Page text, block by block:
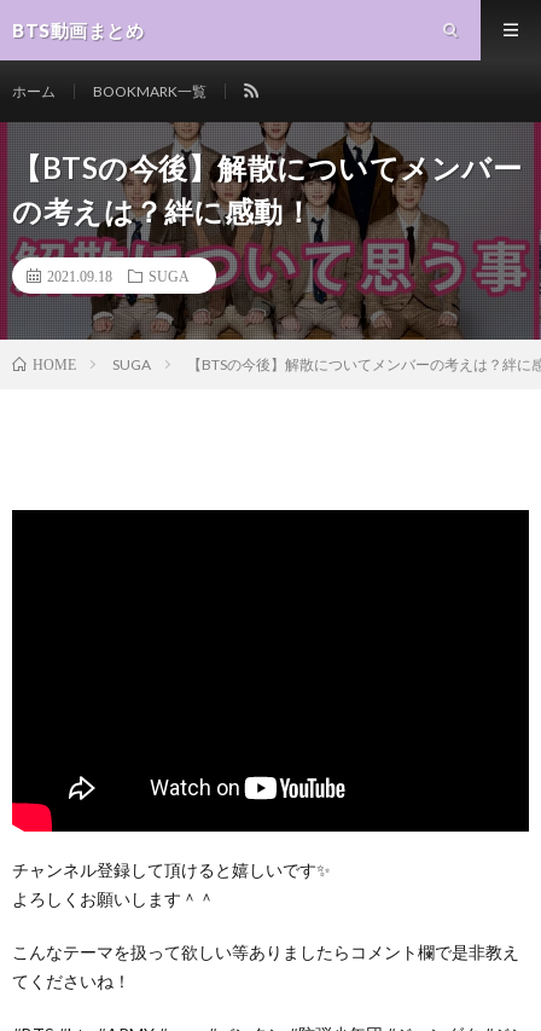
BTS動画まとめ
ホーム BOOKMARK一覧
【BTSの今後】解散についてメンバー
の考えは？絆に感動！
2021.09.18 SUGA
HOME SUGA 【BTSの今後】解散についてメンバーの考えは？絆に
チャンネル登録して頂けると嬉しいです✨
よろしくお願いします＾＾
こんなテーマを扱って欲しい等ありましたらコメント欄で是非教え
てくださいね！